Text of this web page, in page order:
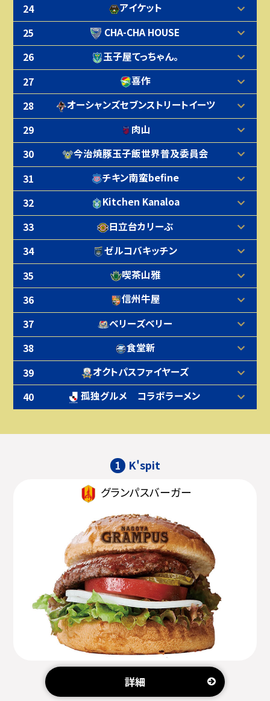
24
アイケット
25
CHA-CHA HOUSE
26
玉子屋てっちゃん。
27
喜作
28
オーシャンズセブンストリートイーツ
29
肉山
30
今治焼豚玉子飯世界普及委員会
31
チキン南蛮befine
32
Kitchen Kanaloa
33
日立台カリーぶ
34
ゼルコバキッチン
35
喫茶山雅
36
信州牛屋
37
ベリーズベリー
38
食堂新
39
オクトパスファイヤーズ
40
孤独グルメ コラボラーメン
1
K'spit
グランパスバーガー
詳細